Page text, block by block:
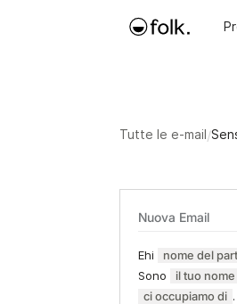
Tutte le e-mail /
Nuova Email
Ehi nome del
Sono
il tuo nome
ci occupiamo di .